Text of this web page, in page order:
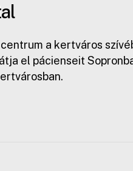
a kertváros
el pácienseit